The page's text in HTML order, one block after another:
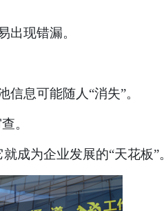
出现错漏。
信息可能随人“消失”。
。
成为企业发展的“天花板”。